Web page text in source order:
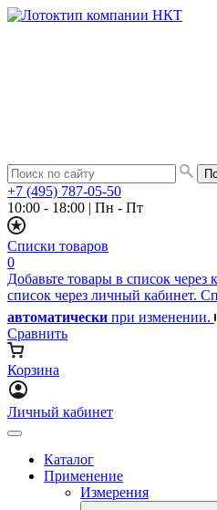
+7 (495) 787-05-50
10:00 - 18:00 | Пн - Пт
Списки товаров
0
Добавьте товары в список через
список через личный кабинет.
автоматически при изменении.
Сравнить
Корзина
Личный кабинет
Каталог
Применение
Измерения